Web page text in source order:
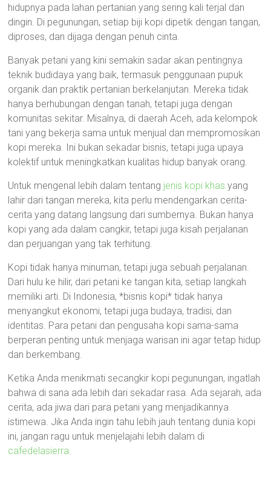
hidupnya pada lahan pertanian yang sering kali terjal dan
dingin. Di pegunungan, setiap biji kopi dipetik dengan tangan,
diproses, dan dijaga dengan penuh cinta.
Banyak petani yang kini semakin sadar akan pentingnya
teknik budidaya yang baik, termasuk penggunaan pupuk
organik dan praktik pertanian berkelanjutan. Mereka tidak
hanya berhubungan dengan tanah, tetapi juga dengan
komunitas sekitar. Misalnya, di daerah Aceh, ada kelompok
tani yang bekerja sama untuk menjual dan mempromosikan
kopi mereka. Ini bukan sekadar bisnis, tetapi juga upaya
kolektif untuk meningkatkan kualitas hidup banyak orang.
Untuk mengenal lebih dalam tentang jenis kopi khas yang
lahir dari tangan mereka, kita perlu mendengarkan cerita-
cerita yang datang langsung dari sumbernya. Bukan hanya
kopi yang ada dalam cangkir, tetapi juga kisah perjalanan
dan perjuangan yang tak terhitung.
Kopi tidak hanya minuman, tetapi juga sebuah perjalanan.
Dari hulu ke hilir, dari petani ke tangan kita, setiap langkah
memiliki arti. Di Indonesia, *bisnis kopi* tidak hanya
menyangkut ekonomi, tetapi juga budaya, tradisi, dan
identitas. Para petani dan pengusaha kopi sama-sama
berperan penting untuk menjaga warisan ini agar tetap hidup
dan berkembang.
Ketika Anda menikmati secangkir kopi pegunungan, ingatlah
bahwa di sana ada lebih dari sekadar rasa. Ada sejarah, ada
cerita, ada jiwa dari para petani yang menjadikannya
istimewa. Jika Anda ingin tahu lebih jauh tentang dunia kopi
ini, jangan ragu untuk menjelajahi lebih dalam di
cafedelasierra.